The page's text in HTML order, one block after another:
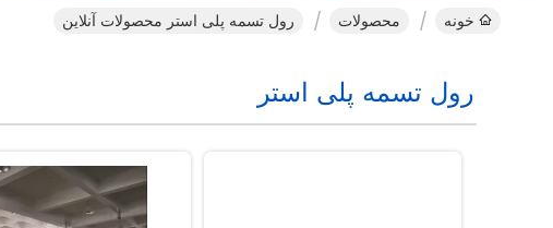
خونه محصولات رول تسمه پلی استر محصولات آنلاین
رول تسمه پلی استر